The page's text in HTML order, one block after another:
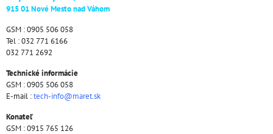
915 01 Nové Mesto nad Váhom
GSM : 0905 506 058
Tel : 032 771 6166
032 771 2692
Technické informácie
GSM : 0905 506 058
E-mail :tech-info@maret.sk
Konateľ
GSM : 0915 765 126